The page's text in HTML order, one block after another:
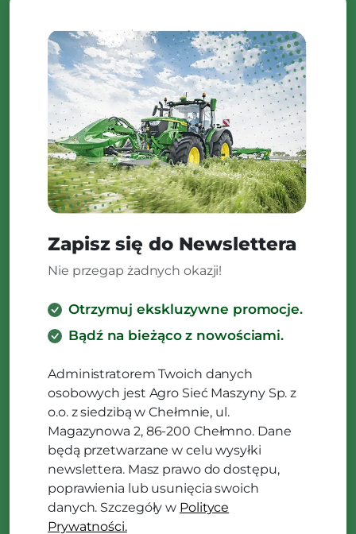
Zapisz się do Newslettera
Nie przegap żadnych okazji!
Otrzymuj ekskluzywne promocje.
Bądź na bieżąco z nowościami.
Administratorem Twoich danych
osobowych jest Agro Sieć Maszyny Sp. z
o.o. z siedzibą w Chełmnie, ul.
Magazynowa 2, 86-200 Chełmno. Dane
będą przetwarzane w celu wysyłki
newslettera. Masz prawo do dostępu,
poprawienia lub usunięcia swoich
danych. Szczegóły w Polityce
Prywatności.